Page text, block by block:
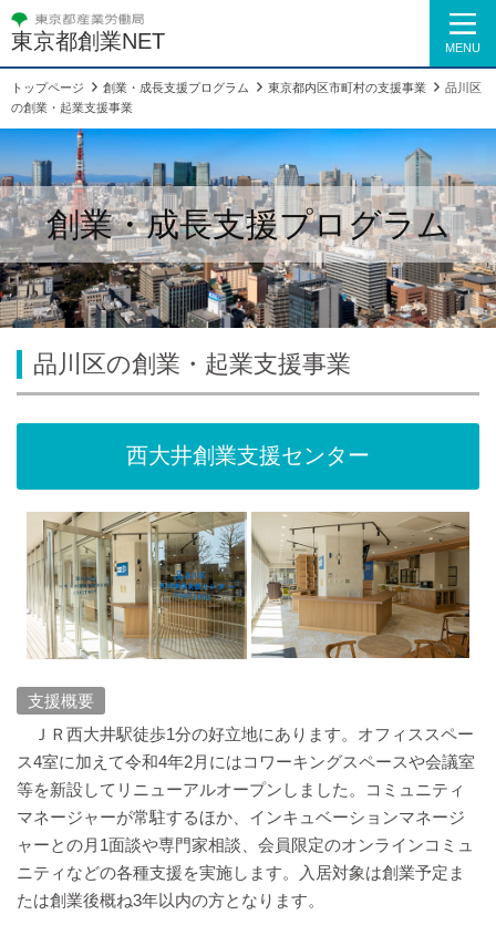
東京都創業NET MENU
トップページ 創業・成長支援プログラム 東京都内区市町村の支援事業
品川区
の創業・起業支援事業
創業・成長支援プログラム
品川区の創業・起業支援事業
西大井創業支援センター
支援概要
ＪＲ西大井駅徒歩1分の好立地にあります。オフィススペー
ス4室に加えて令和4年2月にはコワーキングスペースや会議室
等を新設してリニューアルオープンしました。コミュニティ
マネージャーが常駐するほか、インキュベーションマネージ
ャーとの月1面談や専門家相談、会員限定のオンラインコミュ
ニティなどの各種支援を実施します。入居対象は創業予定ま
たは創業後概ね3年以内の方となります。